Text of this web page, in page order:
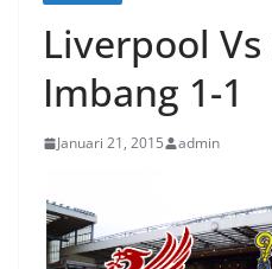
Liverpool Vs
Imbang 1-1
Januari 21, 2015 admin